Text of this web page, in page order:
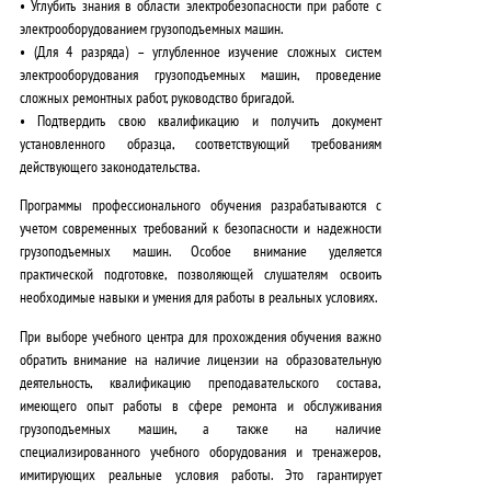
•Углубить знанияв области электробезопасности при работе с
электрооборудованием грузоподъемных машин.
• (Для 4 разряда)– углубленное изучение сложных систем
электрооборудования грузоподъемных машин, проведение
сложных ремонтных работ, руководство бригадой.
•Подтвердить свою квалификацию и получить документ
установленного образца, соответствующий требованиям
действующего законодательства.
Программы профессионального обучения разрабатываются с
учетом современных требований к безопасности и надежности
грузоподъемных машин. Особое внимание уделяется
практической подготовке, позволяющей слушателям освоить
необходимые навыки и умения для работы в реальных условиях.
При выборе учебного центра для прохождения обучения важно
обратить внимание на наличие лицензии на образовательную
деятельность, квалификацию преподавательского состава,
имеющего опыт работы в сфере ремонта и обслуживания
грузоподъемных машин, а также на наличие
специализированного учебного оборудования и тренажеров,
имитирующих реальные условия работы. Это гарантирует